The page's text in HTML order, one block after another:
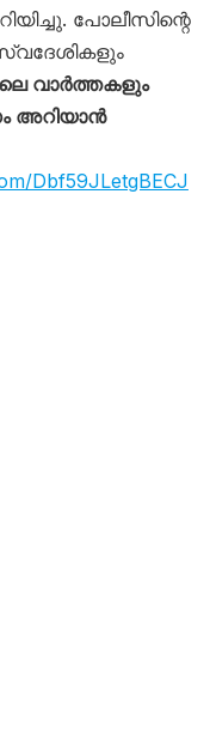
പോലീസിന്റെ
വാർത്തകളും
അറിയാൻ
Dbf59JLetgBECJ